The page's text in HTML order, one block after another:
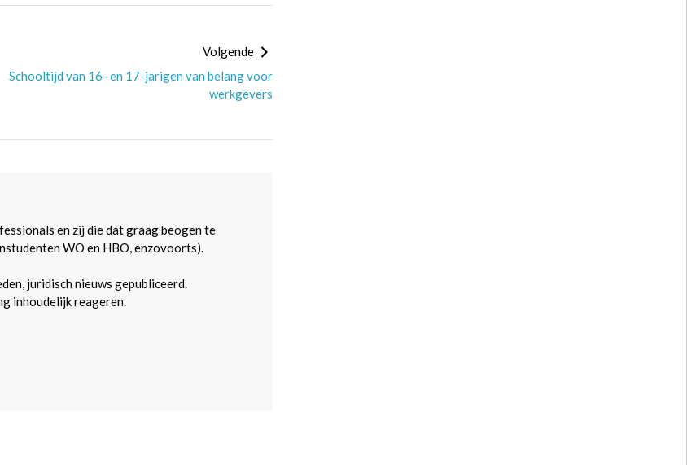
Volgende
Schooltijd van 16- en 17-jarigen van belang voor
werkgevers
en zij die dat graag beogen te
WO en HBO, enzovoorts).
juridisch nieuws gepubliceerd.
inhoudelijk reageren.